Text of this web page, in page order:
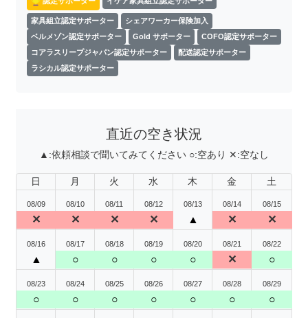
家具組立認定サポーター
シェアワーカー保険加入
ベルメゾン認定サポーター
Gold サポーター
COFO認定サポーター
コアラスリープジャパン認定サポーター
配送認定サポーター
ラシカル認定サポーター
直近の空き状況
▲:依頼相談で聞いてみてください ○:空あり ✕:空なし
日 月 火 水 木 金 土
08/09
✕
08/10
✕
08/11
✕
08/12
✕
08/13
▲
08/14
✕
08/15
✕
08/16
▲
08/17
○
08/18
○
08/19
○
08/20
○
08/21
✕
08/22
○
08/23
○
08/24
○
08/25
○
08/26
○
08/27
○
08/28
○
08/29
○